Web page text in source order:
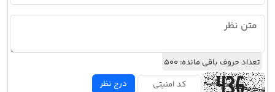
تعداد حروف باقی مانده: 500
درج نظر